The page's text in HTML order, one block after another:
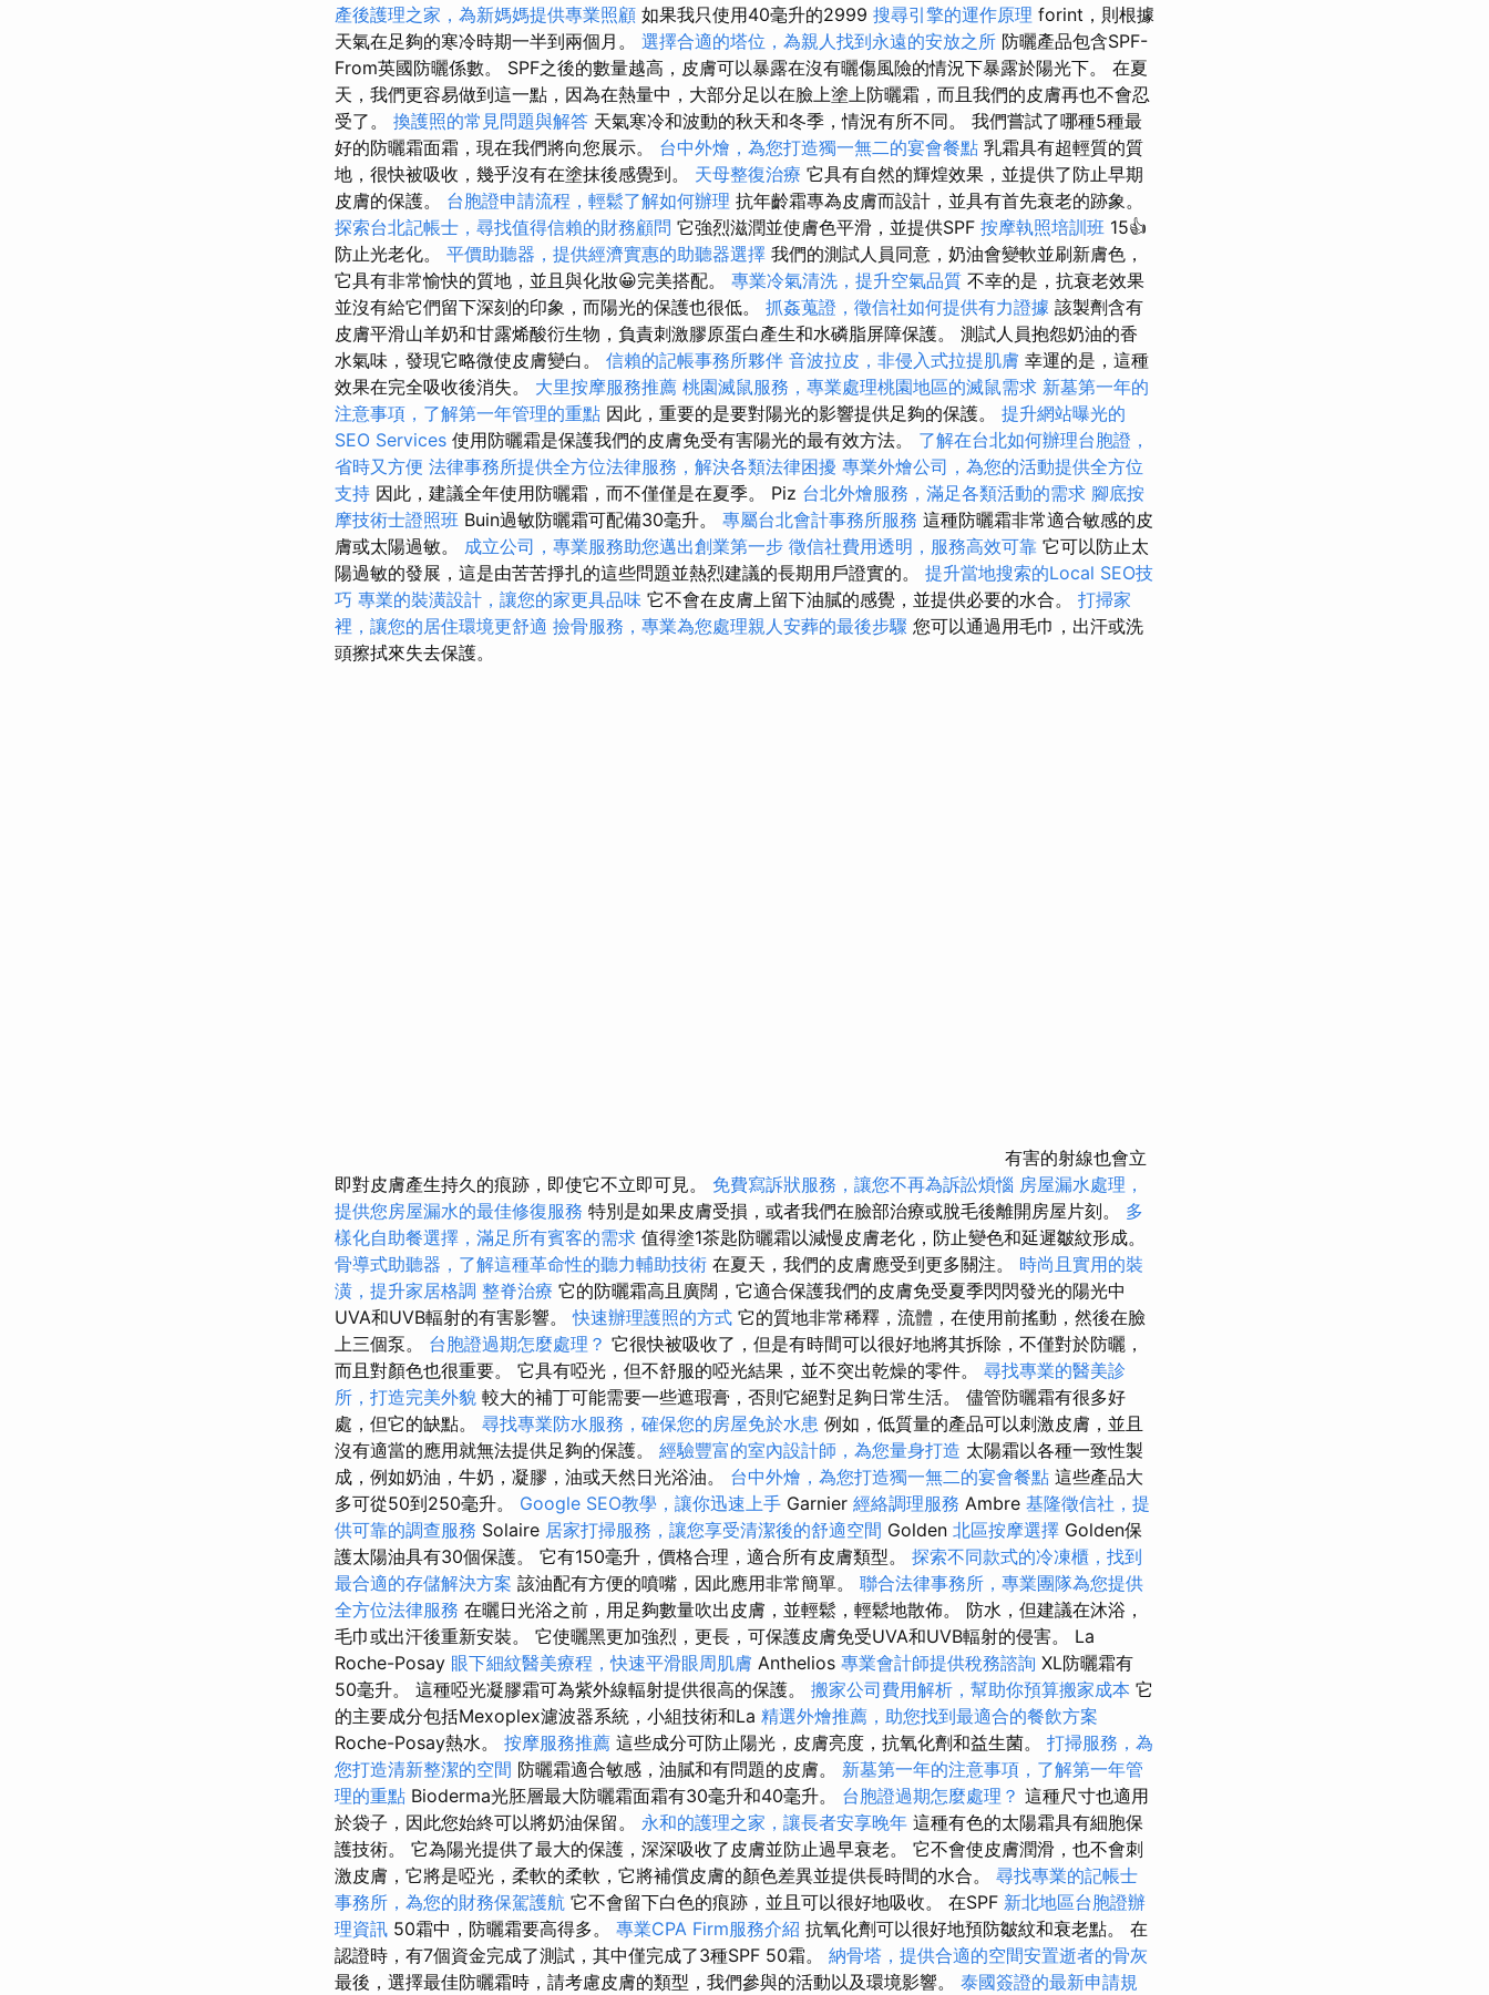
產後護理之家，為新媽媽提供專業照顧 如果我只使用40毫升的2999 搜尋引擎的運作原理 forint，則根據
天氣在足夠的寒冷時期一半到兩個月。 選擇合適的塔位，為親人找到永遠的安放之所 防曬產品包含SPF-
From英國防曬係數。 SPF之後的數量越高，皮膚可以暴露在沒有曬傷風險的情況下暴露於陽光下。 在夏
天，我們更容易做到這一點，因為在熱量中，大部分足以在臉上塗上防曬霜，而且我們的皮膚再也不會忍
受了。 換護照的常見問題與解答 天氣寒冷和波動的秋天和冬季，情況有所不同。 我們嘗試了哪種5種最
好的防曬霜面霜，現在我們將向您展示。 台中外燴，為您打造獨一無二的宴會餐點 乳霜具有超輕質的質
地，很快被吸收，幾乎沒有在塗抹後感覺到。 天母整復治療 它具有自然的輝煌效果，並提供了防止早期
皮膚的保護。 台胞證申請流程，輕鬆了解如何辦理 抗年齡霜專為皮膚而設計，並具有首先衰老的跡象。
探索台北記帳士，尋找值得信賴的財務顧問 它強烈滋潤並使膚色平滑，並提供SPF 按摩執照培訓班 15👍
防止光老化。 平價助聽器，提供經濟實惠的助聽器選擇 我們的測試人員同意，奶油會變軟並刷新膚色，
它具有非常愉快的質地，並且與化妝😀完美搭配。 專業冷氣清洗，提升空氣品質 不幸的是，抗衰老效果
並沒有給它們留下深刻的印象，而陽光的保護也很低。 抓姦蒐證，徵信社如何提供有力證據 該製劑含有
皮膚平滑山羊奶和甘露烯酸衍生物，負責刺激膠原蛋白產生和水磷脂屏障保護。 測試人員抱怨奶油的香
水氣味，發現它略微使皮膚變白。 信賴的記帳事務所夥伴 音波拉皮，非侵入式拉提肌膚 幸運的是，這種
效果在完全吸收後消失。 大里按摩服務推薦 桃園滅鼠服務，專業處理桃園地區的滅鼠需求 新墓第一年的
注意事項，了解第一年管理的重點 因此，重要的是要對陽光的影響提供足夠的保護。 提升網站曝光的
SEO Services 使用防曬霜是保護我們的皮膚免受有害陽光的最有效方法。 了解在台北如何辦理台胞證，
省時又方便 法律事務所提供全方位法律服務，解決各類法律困擾 專業外燴公司，為您的活動提供全方位
支持 因此，建議全年使用防曬霜，而不僅僅是在夏季。 Piz 台北外燴服務，滿足各類活動的需求 腳底按
摩技術士證照班 Buin過敏防曬霜可配備30毫升。 專屬台北會計事務所服務 這種防曬霜非常適合敏感的皮
膚或太陽過敏。 成立公司，專業服務助您邁出創業第一步 徵信社費用透明，服務高效可靠 它可以防止太
陽過敏的發展，這是由苦苦掙扎的這些問題並熱烈建議的長期用戶證實的。 提升當地搜索的Local SEO技
巧 專業的裝潢設計，讓您的家更具品味 它不會在皮膚上留下油膩的感覺，並提供必要的水合。 打掃家
裡，讓您的居住環境更舒適 撿骨服務，專業為您處理親人安葬的最後步驟 您可以通過用毛巾，出汗或洗
頭擦拭來失去保護。
有害的射線也會立
即對皮膚產生持久的痕跡，即使它不立即可見。 免費寫訴狀服務，讓您不再為訴訟煩惱 房屋漏水處理，
提供您房屋漏水的最佳修復服務 特別是如果皮膚受損，或者我們在臉部治療或脫毛後離開房屋片刻。 多
樣化自助餐選擇，滿足所有賓客的需求 值得塗1茶匙防曬霜以減慢皮膚老化，防止變色和延遲皺紋形成。
骨導式助聽器，了解這種革命性的聽力輔助技術 在夏天，我們的皮膚應受到更多關注。 時尚且實用的裝
潢，提升家居格調 整脊治療 它的防曬霜高且廣闊，它適合保護我們的皮膚免受夏季閃閃發光的陽光中
UVA和UVB輻射的有害影響。快速辦理護照的方式 它的質地非常稀釋，流體，在使用前搖動，然後在臉
上三個泵。 台胞證過期怎麼處理？ 它很快被吸收了，但是有時間可以很好地將其拆除，不僅對於防曬，
而且對顏色也很重要。 它具有啞光，但不舒服的啞光結果，並不突出乾燥的零件。 尋找專業的醫美診
所，打造完美外貌 較大的補丁可能需要一些遮瑕膏，否則它絕對足夠日常生活。 儘管防曬霜有很多好
處，但它的缺點。 尋找專業防水服務，確保您的房屋免於水患 例如，低質量的產品可以刺激皮膚，並且
沒有適當的應用就無法提供足夠的保護。 經驗豐富的室內設計師，為您量身打造 太陽霜以各種一致性製
成，例如奶油，牛奶，凝膠，油或天然日光浴油。 台中外燴，為您打造獨一無二的宴會餐點 這些產品大
多可從50到250毫升。 Google SEO教學，讓你迅速上手 Garnier 經絡調理服務 Ambre 基隆徵信社，提
供可靠的調查服務 Solaire 居家打掃服務，讓您享受清潔後的舒適空間 Golden 北區按摩選擇 Golden保
護太陽油具有30個保護。 它有150毫升，價格合理，適合所有皮膚類型。 探索不同款式的冷凍櫃，找到
最合適的存儲解決方案 該油配有方便的噴嘴，因此應用非常簡單。 聯合法律事務所，專業團隊為您提供
全方位法律服務 在曬日光浴之前，用足夠數量吹出皮膚，並輕鬆，輕鬆地散佈。 防水，但建議在沐浴，
毛巾或出汗後重新安裝。 它使曬黑更加強烈，更長，可保護皮膚免受UVA和UVB輻射的侵害。 La
Roche-Posay 眼下細紋醫美療程，快速平滑眼周肌膚 Anthelios 專業會計師提供稅務諮詢 XL防曬霜有
50毫升。 這種啞光凝膠霜可為紫外線輻射提供很高的保護。 搬家公司費用解析，幫助你預算搬家成本 它
的主要成分包括Mexoplex濾波器系統，小組技術和La 精選外燴推薦，助您找到最適合的餐飲方案
Roche-Posay熱水。 按摩服務推薦 這些成分可防止陽光，皮膚亮度，抗氧化劑和益生菌。 打掃服務，為
您打造清新整潔的空間 防曬霜適合敏感，油膩和有問題的皮膚。 新墓第一年的注意事項，了解第一年管
理的重點 Bioderma光胚層最大防曬霜面霜有30毫升和40毫升。 台胞證過期怎麼處理？ 這種尺寸也適用
於袋子，因此您始終可以將奶油保留。 永和的護理之家，讓長者安享晚年 這種有色的太陽霜具有細胞保
護技術。 它為陽光提供了最大的保護，深深吸收了皮膚並防止過早衰老。 它不會使皮膚潤滑，也不會刺
激皮膚，它將是啞光，柔軟的柔軟，它將補​​償皮膚的顏色差異並提供長時間的水合。 尋找專業的記帳士
事務所，為您的財務保駕護航 它不會留下白色的痕跡，並且可以很好地吸收。 在SPF 新北地區台胞證辦
理資訊 50霜中，防曬霜要高得多。 專業CPA Firm服務介紹 抗氧化劑可以很好地預防皺紋和衰老點。 在
認證時，有7個資金完成了測試，其中僅完成了3種SPF 50霜。 納骨塔，提供合適的空間安置逝者的骨灰
最後，選擇最佳防曬霜時，請考慮皮膚的類型，我們參與的活動以及環境影響。 泰國簽證的最新申請規